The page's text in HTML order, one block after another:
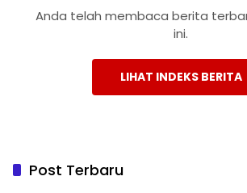
Anda telah membaca berita
ini.
LIHAT INDEKS BERITA
Post Terbaru